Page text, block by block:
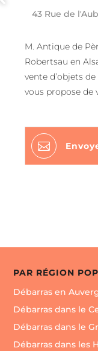
43 Rue de
M. Antique de
Robertsau en
vente d’objets
vous propose de
instruments de
qu’un service
particuliers et

PAR RÉGION
Débarras en
Débarras dans le
Débarras dans le
Débarras dans les